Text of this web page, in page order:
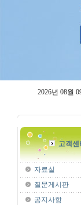
2026년 08월
고객센
자료실
질문게시판
공지사항